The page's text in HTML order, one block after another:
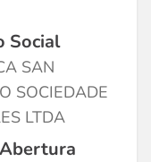
Social
SAN
SOCIEDADE
LTDA